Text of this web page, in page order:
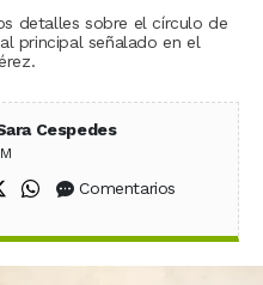
detalles sobre el círculo de
principal señalado en el
Cespedes
en Facebook
Compartir en X (Twitter)
Compartir en WhatsApp
Comentarios